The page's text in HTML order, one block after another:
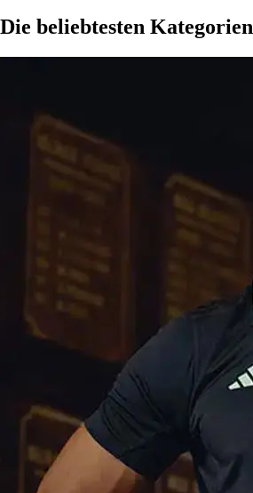
Die beliebtesten Kategorien